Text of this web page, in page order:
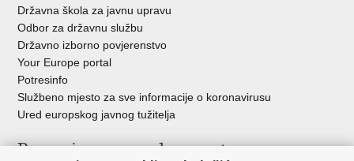
Državna škola za javnu upravu
Odbor za državnu službu
Državno izborno povjerenstvo
Your Europe portal
Potresinfo
Službeno mjesto za sve informacije o koronavirusu
Ured europskog javnog tužitelja
Poveznice pravosudnog sustava